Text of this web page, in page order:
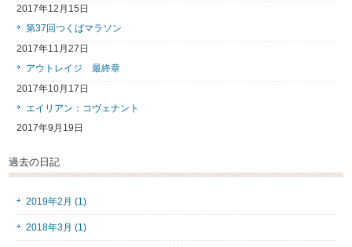
2017年12月15日
第37回つくばマラソン
2017年11月27日
アウトレイジ 最終章
2017年10月17日
エイリアン：コヴェナント
2017年9月19日
過去の日記
2019年2月 (1)
2018年3月 (1)